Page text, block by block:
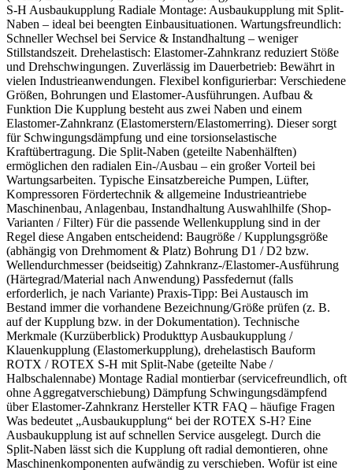
S-H Ausbaukupplung Radiale Montage: Ausbaukupplung mit Split-
Naben – ideal bei beengten Einbausituationen. Wartungsfreundlich:
Schneller Wechsel bei Service & Instandhaltung – weniger
Stillstandszeit. Drehelastisch: Elastomer-Zahnkranz reduziert Stöße
und Drehschwingungen. Zuverlässig im Dauerbetrieb: Bewährt in
vielen Industrieanwendungen. Flexibel konfigurierbar: Verschiedene
Größen, Bohrungen und Elastomer-Ausführungen. Aufbau &
Funktion Die Kupplung besteht aus zwei Naben und einem
Elastomer-Zahnkranz (Elastomerstern/Elastomerring). Dieser sorgt
für Schwingungsdämpfung und eine torsionselastische
Kraftübertragung. Die Split-Naben (geteilte Nabenhälften)
ermöglichen den radialen Ein-/Ausbau – ein großer Vorteil bei
Wartungsarbeiten. Typische Einsatzbereiche Pumpen, Lüfter,
Kompressoren Fördertechnik & allgemeine Industrieantriebe
Maschinenbau, Anlagenbau, Instandhaltung Auswahlhilfe (Shop-
Varianten / Filter) Für die passende Wellenkupplung sind in der
Regel diese Angaben entscheidend: Baugröße / Kupplungsgröße
(abhängig von Drehmoment & Platz) Bohrung D1 / D2 bzw.
Wellendurchmesser (beidseitig) Zahnkranz-/Elastomer-Ausführung
(Härtegrad/Material nach Anwendung) Passfedernut (falls
erforderlich, je nach Variante) Praxis-Tipp: Bei Austausch im
Bestand immer die vorhandene Bezeichnung/Größe prüfen (z. B.
auf der Kupplung bzw. in der Dokumentation). Technische
Merkmale (Kurzüberblick) Produkttyp Ausbaukupplung /
Klauenkupplung (Elastomerkupplung), drehelastisch Bauform
ROTX / ROTEX S-H mit Split-Nabe (geteilte Nabe /
Halbschalennabe) Montage Radial montierbar (servicefreundlich, oft
ohne Aggregatverschiebung) Dämpfung Schwingungsdämpfend
über Elastomer-Zahnkranz Hersteller KTR FAQ – häufige Fragen
Was bedeutet „Ausbaukupplung“ bei der ROTEX S-H? Eine
Ausbaukupplung ist auf schnellen Service ausgelegt. Durch die
Split-Naben lässt sich die Kupplung oft radial demontieren, ohne
Maschinenkomponenten aufwändig zu verschieben. Wofür ist eine